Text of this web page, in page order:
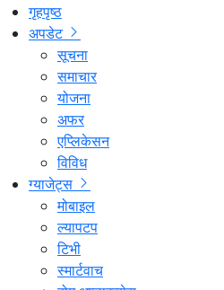
गृहपृष्ठ
अपडेट
सूचना
समाचार
योजना
अफर
एप्लिकेसन
विविध
ग्याजेट्स
मोबाइल
ल्यापटप
टिभी
स्मार्टवाच